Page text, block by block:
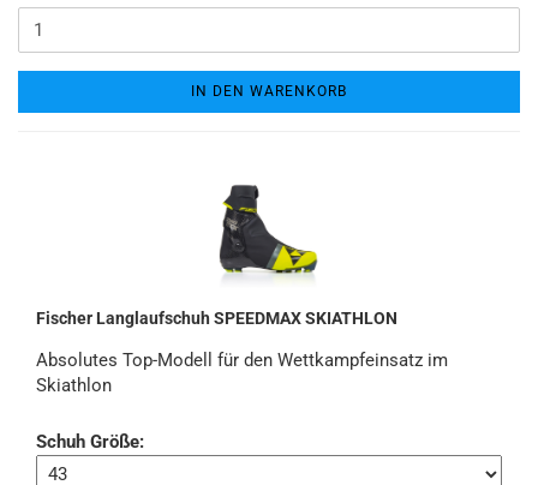
IN DEN WARENKORB
Fischer Langlaufschuh SPEEDMAX SKIATHLON
Absolutes Top-Modell für den Wettkampfeinsatz im
Skiathlon
Schuh Größe: